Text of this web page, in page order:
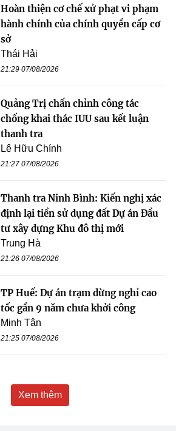
Hoàn thiện cơ chế xử phạt vi phạm
hành chính của chính quyền cấp cơ
sở
Thái Hải
21:29 07/08/2026
Quảng Trị chấn chỉnh công tác
chống khai thác IUU sau kết luận
thanh tra
Lê Hữu Chính
21:27 07/08/2026
Thanh tra Ninh Bình: Kiến nghị xác
định lại tiền sử dụng đất Dự án Đầu
tư xây dựng Khu đô thị mới
Trung Hà
21:26 07/08/2026
TP Huế: Dự án trạm dừng nghỉ cao
tốc gần 9 năm chưa khởi công
Minh Tân
21:25 07/08/2026
Xem thêm